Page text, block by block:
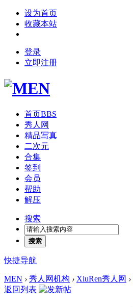
设为首页
收藏本站
登录
立即注册
首页BBS
秀人网
精品写真
二次元
合集
签到
会员
帮助
解压
搜索
搜索
快捷导航
MEN › 秀人网机构 › XiuRen秀人网 ›
返回列表